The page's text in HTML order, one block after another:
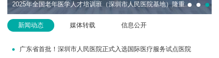
2025年全国老年医学人才培训班（深圳市人民医院基地）隆重开班
新闻动态 媒体转载 信息公开
广东省首批！深圳市人民医院正式入选国际医疗服务试点医院